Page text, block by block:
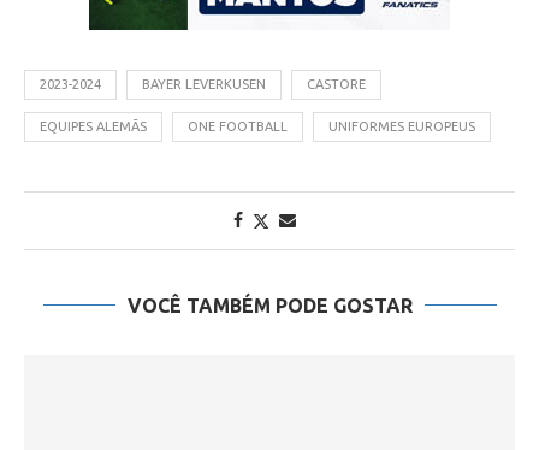
2023-2024 BAYER LEVERKUSEN CASTORE
EQUIPES ALEMÃS ONE FOOTBALL UNIFORMES EUROPEUS
VOCÊ TAMBÉM PODE GOSTAR